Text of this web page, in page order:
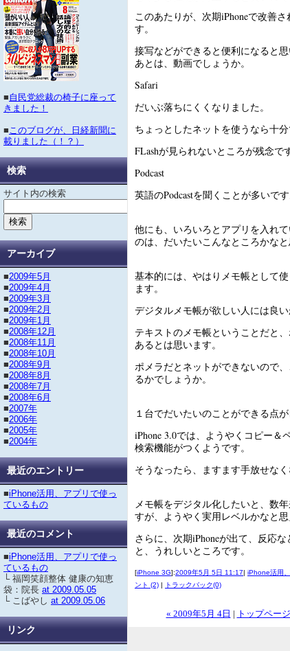
■自民党総裁の椅子に座って
きました！
■このブログが、日経新聞に
載りました（！？）
検索
サイト内の検索
アーカイブ
■2009年5月
■2009年4月
■2009年3月
■2009年2月
■2009年1月
■2008年12月
■2008年11月
■2008年10月
■2008年9月
■2008年8月
■2008年7月
■2008年6月
■2007年
■2006年
■2005年
■2004年
最近のエントリー
■iPhone活用、アプリで使っ
ているもの
最近のコメント
■iPhone活用、アプリで使っ
ているもの
└ 福岡笑顔整体 健康の知恵
袋：院長 at 2009.05.05
└ こばやし at 2009.05.06
リンク
このあたりが、次期iPhoneで改善
す。
接写などができると便利になると思
あとは、動画でしょうか。
Safari
だいぶ落ちにくくなりました。
ちょっとしたネットを使うなら十分
FLashが見られないところが残念で
Podcast
英語のPodcastを聞くことが多いです
他にも、いろいろとアプリを入れ
のは、だいたいこんなところかなと
基本的には、やはりメモ帳として
ます。
デジタルメモ帳が欲しい人には良い
テキストのメモ帳ということだと
あるとは思います。
ポメラだとネットができないので
るかでしょうか。
１台でだいたいのことができる点が
iPhone 3.0では、ようやくコピー＆
検索機能がつくようです。
そうなったら、ますます手放せなく
メモ帳をデジタル化したいと、数
すが、ようやく実用レベルかなと思
さらに、次期iPhoneが出て、反応
と、うれしいところです。
[iPhone 3G]:2009年5月 5日 11:17| iPhone活用
ント (2) | トラックバック(0)
« 2009年5月 4日 トップページ